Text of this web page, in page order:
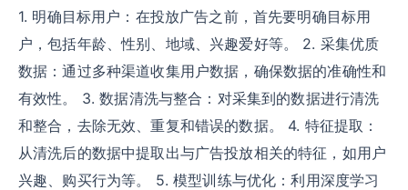
1. 明确目标用户：在投放广告之前，首先要明确目标用
户，包括年龄、性别、地域、兴趣爱好等。 2. 采集优质
数据：通过多种渠道收集用户数据，确保数据的准确性和
有效性。 3. 数据清洗与整合：对采集到的数据进行清洗
和整合，去除无效、重复和错误的数据。 4. 特征提取：
从清洗后的数据中提取出与广告投放相关的特征，如用户
兴趣、购买行为等。 5. 模型训练与优化：利用深度学习